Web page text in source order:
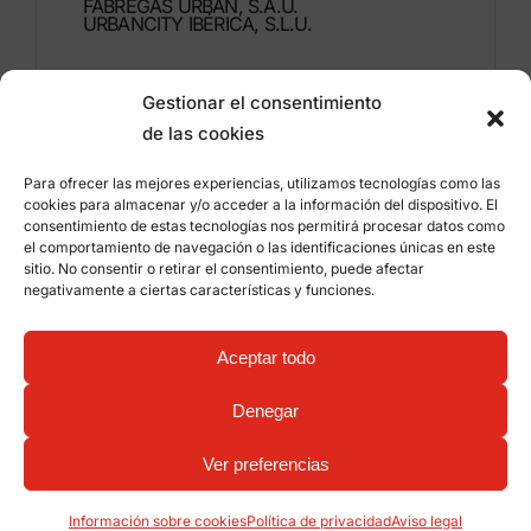
Gestionar el consentimiento
de las cookies
Para ofrecer las mejores experiencias, utilizamos tecnologías como las
cookies para almacenar y/o acceder a la información del dispositivo. El
consentimiento de estas tecnologías nos permitirá procesar datos como
el comportamiento de navegación o las identificaciones únicas en este
sitio. No consentir o retirar el consentimiento, puede afectar
negativamente a ciertas características y funciones.
Aceptar todo
Denegar
Ver preferencias
Información sobre cookiesPolítica de privacidadAviso legal
FÁBREGAS URBAN, S.A.U.
URBANCITY IBÉRICA, S.L.U.
46960 ALDAIA
Valencia – España
+34 96 151 53 44
info@grupfabregas.com
Grup Fábregas
Acceso distribuidores
Aviso legal
Política de privacidad
Información sobre cookies
mobiliario urbano ECO Friendly –
qualitystudio